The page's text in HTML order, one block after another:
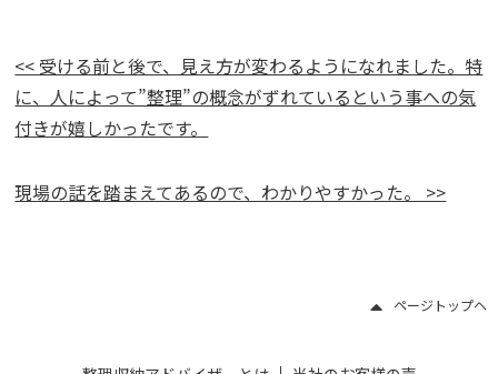
<< 受ける前と後で、見え方が変わるようになれました。特
に、人によって”整理”の概念がずれているという事への気
付きが嬉しかったです。
現場の話を踏まえてあるので、わかりやすかった。 >>
ページトップヘ